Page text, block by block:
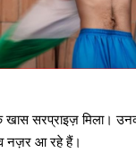
सरप्राइज़ मिला।
नज़र आ रहे हैं।